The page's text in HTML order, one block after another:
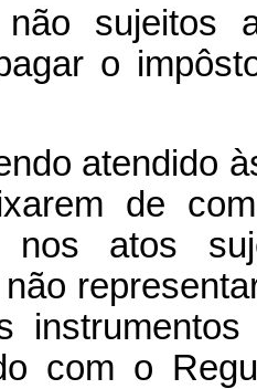
sujeitos
o
atendido
de
nos atos
com o